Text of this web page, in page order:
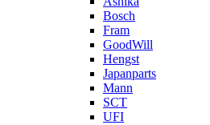
Bosch
Fram
GoodWill
Hengst
Japanparts
Mann
SCT
UFI